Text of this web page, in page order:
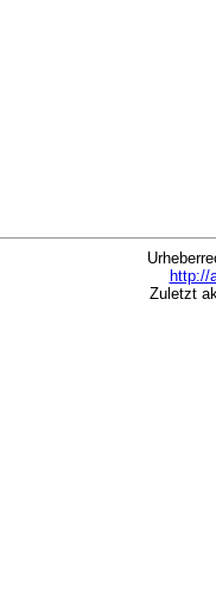
http://
Zuletzt